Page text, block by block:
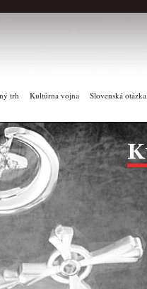
trh Kultúrna vojna Slovenská otázka